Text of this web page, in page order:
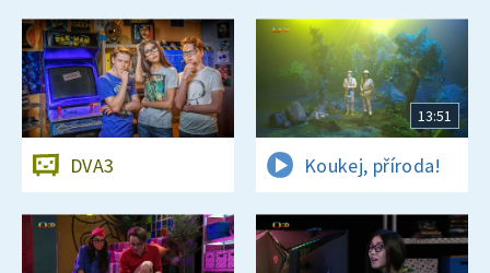
DVA3
13:51
Koukej, příroda!